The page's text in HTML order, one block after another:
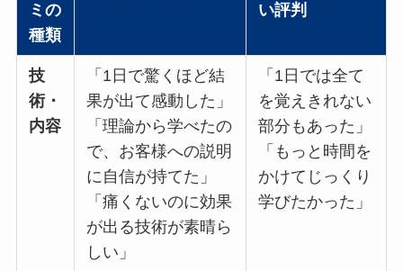
ミの
種類
い評判
技
術・
内容
「1日で驚くほど結
果が出て感動した」
「理論から学べたの
で、お客様への説明
に自信が持てた」
「痛くないのに効果
が出る技術が素晴ら
しい」
「1日では全て
を覚えきれない
部分もあった」
「もっと時間を
かけてじっくり
学びたかった」